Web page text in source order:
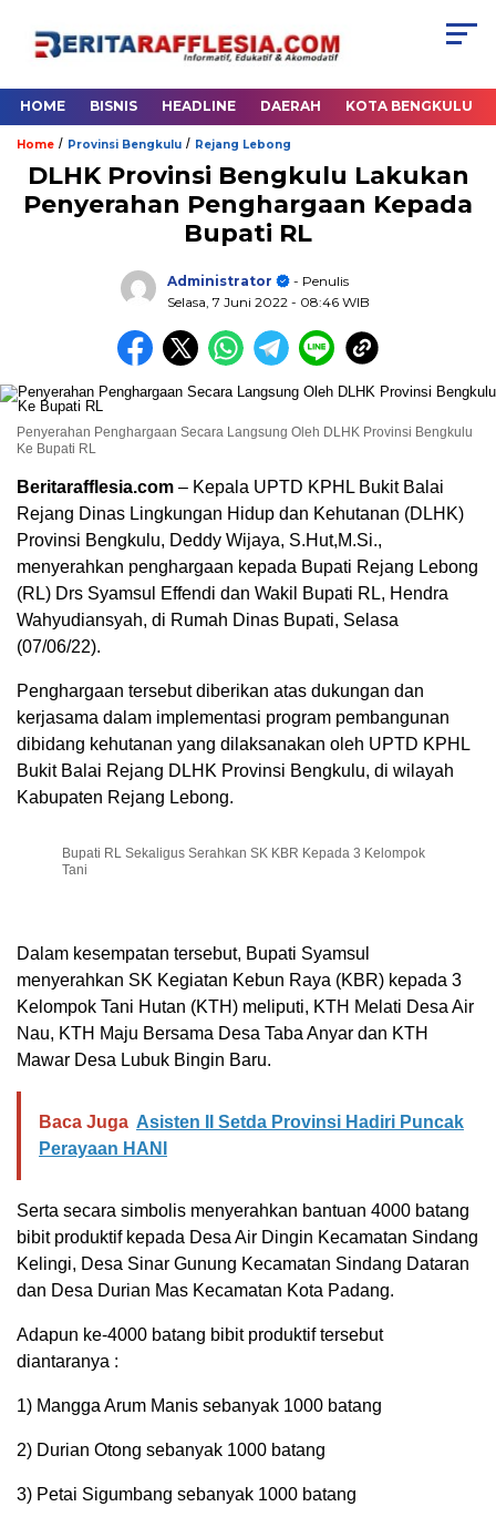
HOME BISNIS HEADLINE DAERAH KOTA BENGKULU
Home / Provinsi Bengkulu / Rejang Lebong
DLHK Provinsi Bengkulu Lakukan
Penyerahan Penghargaan Kepada
Bupati RL
Administrator
- Penulis
Selasa, 7 Juni 2022 - 08:46 WIB
Penyerahan Penghargaan Secara Langsung Oleh DLHK Provinsi Bengkulu
Ke Bupati RL
Beritarafflesia.com – Kepala UPTD KPHL Bukit Balai
Rejang Dinas Lingkungan Hidup dan Kehutanan (DLHK)
Provinsi Bengkulu, Deddy Wijaya, S.Hut,M.Si.,
menyerahkan penghargaan kepada Bupati Rejang Lebong
(RL) Drs Syamsul Effendi dan Wakil Bupati RL, Hendra
Wahyudiansyah, di Rumah Dinas Bupati, Selasa
(07/06/22).
Penghargaan tersebut diberikan atas dukungan dan
kerjasama dalam implementasi program pembangunan
dibidang kehutanan yang dilaksanakan oleh UPTD KPHL
Bukit Balai Rejang DLHK Provinsi Bengkulu, di wilayah
Kabupaten Rejang Lebong.
Bupati RL Sekaligus Serahkan SK KBR Kepada 3 Kelompok
Tani
Dalam kesempatan tersebut, Bupati Syamsul
menyerahkan SK Kegiatan Kebun Raya (KBR) kepada 3
Kelompok Tani Hutan (KTH) meliputi, KTH Melati Desa Air
Nau, KTH Maju Bersama Desa Taba Anyar dan KTH
Mawar Desa Lubuk Bingin Baru.
Baca Juga Asisten II Setda Provinsi Hadiri Puncak
Perayaan HANI
Serta secara simbolis menyerahkan bantuan 4000 batang
bibit produktif kepada Desa Air Dingin Kecamatan Sindang
Kelingi, Desa Sinar Gunung Kecamatan Sindang Dataran
dan Desa Durian Mas Kecamatan Kota Padang.
Adapun ke-4000 batang bibit produktif tersebut
diantaranya :
1) Mangga Arum Manis sebanyak 1000 batang
2) Durian Otong sebanyak 1000 batang
3) Petai Sigumbang sebanyak 1000 batang